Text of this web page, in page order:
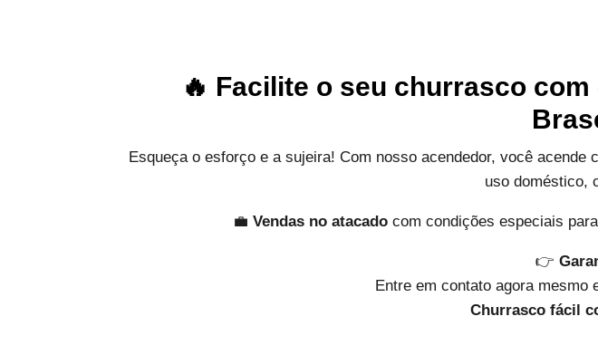
🔥 Facilite o seu churrasco
Esqueça o esforço e a sujeira! Com nosso acendedor, você acende
uso doméstico,
💼 Vendas no atacado com condições especiais
👉
Entre em contato agora mesmo
Churrasco fácil